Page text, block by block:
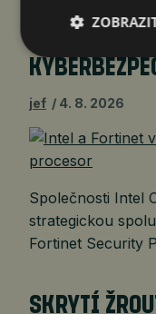
jef 4. 8. 2026
Společnosti Intel
strategickou
Fortinet Security
SKRYTÍ